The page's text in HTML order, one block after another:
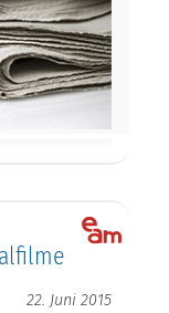
22. Juni 2015